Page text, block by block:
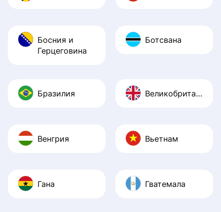
Босния и
Герцеговина
Ботсвана
Бразилия Великобритания
Венгрия Вьетнам
Гана Гватемала